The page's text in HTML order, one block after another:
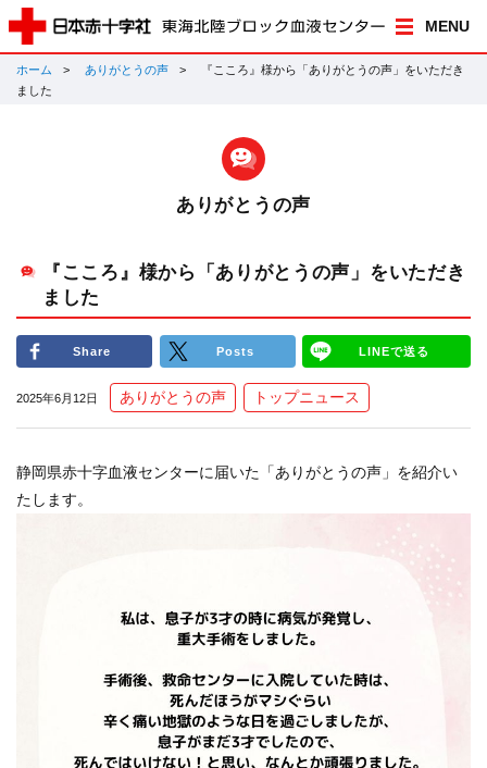
MENU
ホーム ありがとうの声
『こころ』様から「ありがとうの声」をいただき
ました
ありがとうの声
『こころ』様から「ありがとうの声」をいただき
ました
Share Posts LINEで送る
2025年6月12日 ありがとうの声 トップニュース
静岡県赤十字血液センターに届いた「ありがとうの声」を紹介い
たします。